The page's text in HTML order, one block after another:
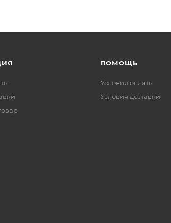
ПОМОЩЬ
Условия оплаты
Условия доставки